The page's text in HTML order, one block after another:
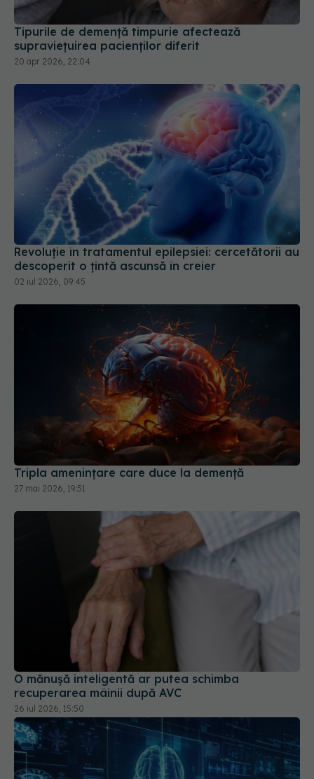
supraviețuirea pacienților diferit
20 apr 2026, 22:04
Revoluție în tratamentul epilepsiei: cercetătorii au
descoperit o țintă ascunsă în creier
02 iul 2026, 09:45
Tripla amenințare care duce la demență
27 mai 2026, 19:51
O mănușă inteligentă ar putea schimba
recuperarea mâinii după AVC
26 iul 2026, 15:50